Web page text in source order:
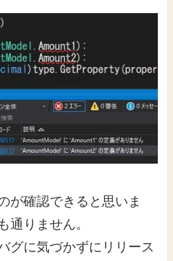
が確認できると思いま
通りません。
グに気づかずにリリース